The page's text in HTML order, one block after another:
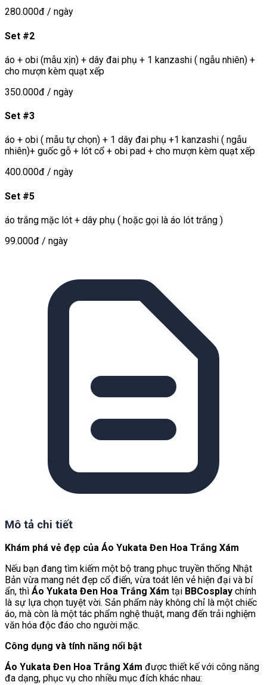
280.000đ / ngày
Set #2
áo + obi (mẫu xịn) + dây đai phụ + 1 kanzashi ( ngẫu nhiên) +
cho mượn kèm quạt xếp
350.000đ / ngày
Set #3
áo + obi ( mẫu tự chọn) + 1 dây đai phụ +1 kanzashi ( ngẫu
nhiên)+ guốc gỗ + lót cổ + obi pad + cho mượn kèm quạt xếp
400.000đ / ngày
Set #5
áo trắng mặc lót + dây phụ ( hoặc gọi là áo lót trắng )
99.000đ / ngày
Mô tả chi tiết
Khám phá vẻ đẹp của Áo Yukata Đen Hoa Trắng Xám
Nếu bạn đang tìm kiếm một bộ trang phục truyền thống Nhật
Bản vừa mang nét đẹp cổ điển, vừa toát lên vẻ hiện đại và bí
ẩn, thì Áo Yukata Đen Hoa Trắng Xám tại BBCosplay chính
là sự lựa chọn tuyệt vời. Sản phẩm này không chỉ là một chiếc
áo, mà còn là một tác phẩm nghệ thuật, mang đến trải nghiệm
văn hóa độc đáo cho người mặc.
Công dụng và tính năng nổi bật
Áo Yukata Đen Hoa Trắng Xám được thiết kế với công năng
đa dạng, phục vụ cho nhiều mục đích khác nhau: